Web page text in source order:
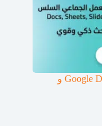
أهمية التخزين السحابي وكيف تختار بين Google Drive و